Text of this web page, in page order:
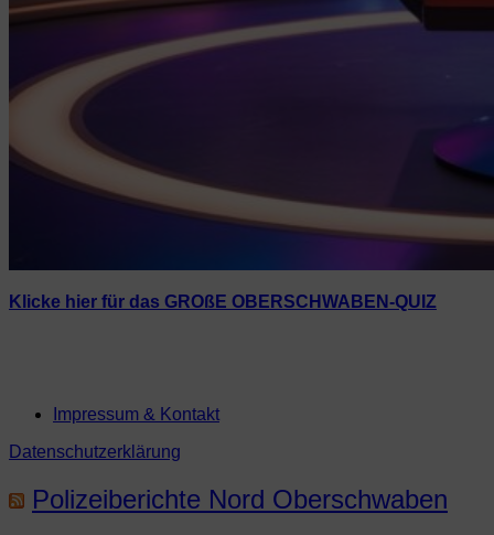
Klicke hier für das GROßE OBERSCHWABEN-QUIZ
Impressum & Kontakt
Datenschutzerklärung
Polizeiberichte Nord Oberschwaben